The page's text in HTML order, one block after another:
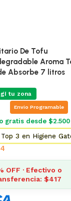
Tofu
Aroma Te
7 litros
Programable
$2.500
Higiene Gatos
Efectivo o
$417